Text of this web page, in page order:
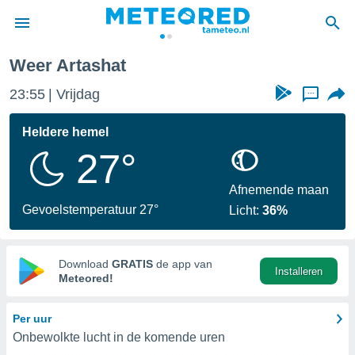
door
verstrekte
hoge
hebt de
voor
op basis
Weer Artashat
23:55 Vrijdag ...
Heldere hemel
27°
Gevoelstemperatuur 27°
Afnemende maan
Licht:36%
Download GRATIS de app van
Meteored!
Installeren
Per uur
Onbewolkte lucht in de komende uren